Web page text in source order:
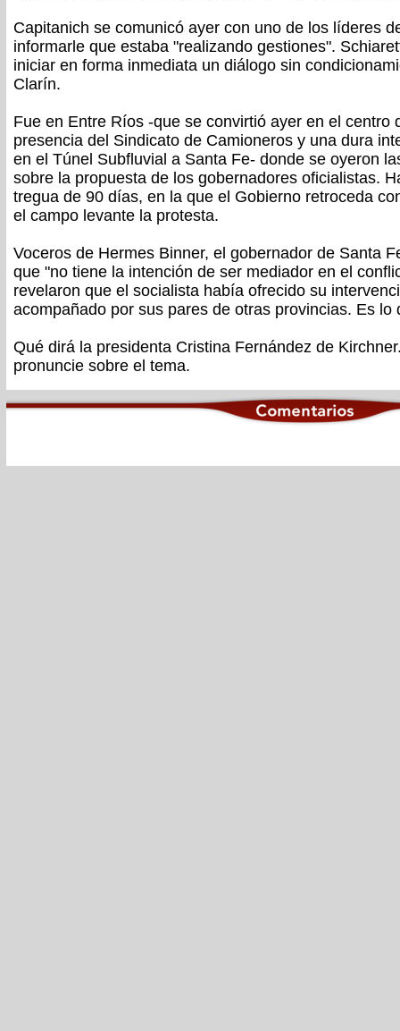
Capitanich se comunicó ayer con uno de los líderes
informarle que estaba "realizando gestiones".
iniciar en forma inmediata un diálogo sin
Clarín.
Fue en Entre Ríos -que se convirtió ayer en el centro
presencia del Sindicato de Camioneros y una dura
en el Túnel Subfluvial a Santa Fe- donde se oyeron
sobre la propuesta de los gobernadores oficialistas.
tregua de 90 días, en la que el Gobierno retroceda
el campo levante la protesta.
Voceros de Hermes Binner, el gobernador de Santa
que "no tiene la intención de ser mediador en el
revelaron que el socialista había ofrecido su
acompañado por sus pares de otras provincias. Es lo
Qué dirá la presidenta Cristina Fernández de
pronuncie sobre el tema.